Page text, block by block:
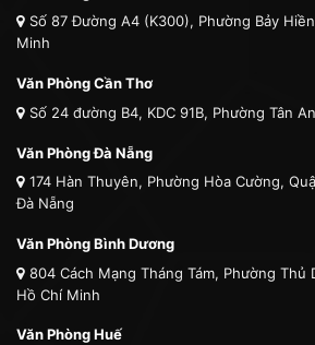
Số 87 Đường A4 (K300), Phường Bảy
Minh
Văn Phòng Cần Thơ
Số 24 đường B4, KDC 91B, Phường Tân
Văn Phòng Đà Nẵng
174 Hàn Thuyên, Phường Hòa Cường,
Đà Nẵng
Văn Phòng Bình Dương
804 Cách Mạng Tháng Tám, Phường Thủ
Hồ Chí Minh
Văn Phòng Huế